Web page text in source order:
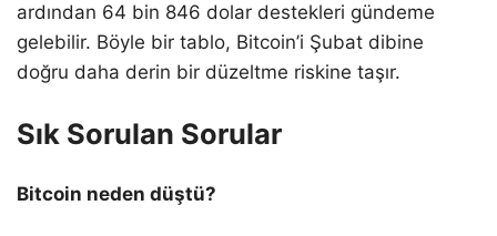
ardından 64 bin 846 dolar destekleri gündeme
gelebilir. Böyle bir tablo, Bitcoin’i Şubat dibine
doğru daha derin bir düzeltme riskine taşır.
Sık Sorulan Sorular
Bitcoin neden düştü?